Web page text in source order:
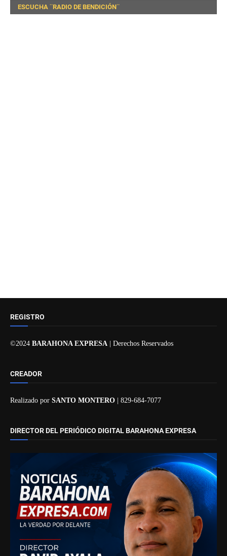
ESCUCHA ¨RADIO DE BENDICIÓN¨
REGISTRO
©2024 BARAHONA EXPRESA | Derechos Reservados
CREADOR
Realizado por SANTO MONTERO | 829-684-7077
DIRECTOR DEL PERIÓDICO DIGITAL BARAHONA EXPRESA